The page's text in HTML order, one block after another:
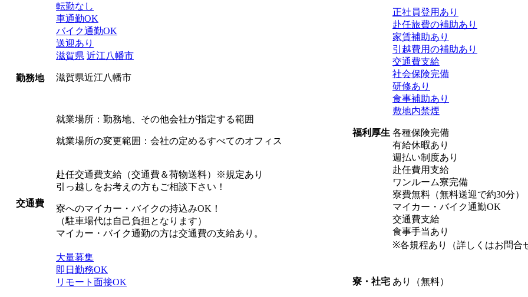
勤務地
転勤なし
車通勤OK
バイク通勤OK
送迎あり
滋賀県 近江八幡市
滋賀県近江八幡市
就業場所：勤務地、その他会社が指定する範囲
就業場所の変更範囲：会社の定めるすべてのオフィス
交通費
赴任交通費支給（交通費＆荷物送料）※規定あり
引っ越しをお考えの方もご相談下さい！
寮へのマイカー・バイクの持込みOK！
（駐車場代は自己負担となります）
マイカー・バイク通勤の方は交通費の支給あり。
大量募集
即日勤務OK
リモート面接OK
福利厚生
正社員登用あり
赴任旅費の補助あり
家賃補助あり
引越費用の補助あり
交通費支給
社会保険完備
研修あり
食事補助あり
敷地内禁煙
各種保険完備
有給休暇あり
週払い制度あり
赴任費用支給
ワンルーム寮完備
寮費無料（無料送迎で約30分）
マイカー・バイク通勤OK
交通費支給
食事手当あり
※各規程あり（詳しくはお問合
寮・社宅 あり（無料）